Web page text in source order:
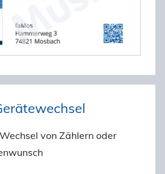
von Zählern oder